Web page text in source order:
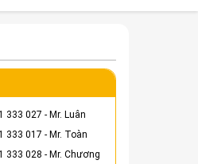
333 027 - Mr. Luân
333 017 - Mr. Toàn
333 028 - Mr. Chương